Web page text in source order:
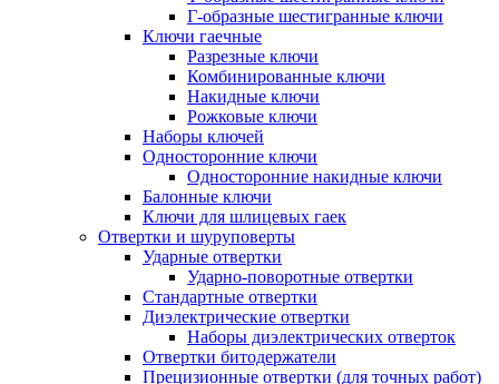
Г-образные шестигранные ключи
Ключи гаечные
Разрезные ключи
Комбинированные ключи
Накидные ключи
Рожковые ключи
Наборы ключей
Односторонние ключи
Односторонние накидные ключи
Балонные ключи
Ключи для шлицевых гаек
Отвертки и шуруповерты
Ударные отвертки
Ударно-поворотные отвертки
Стандартные отвертки
Диэлектрические отвертки
Наборы диэлектрических отверток
Отвертки битодержатели
Прецизионные отвертки (для точных работ)